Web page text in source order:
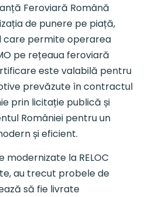
Feroviară Română
de punere pe piață,
care permite operarea
pe rețeaua feroviară
este valabilă pentru
prevăzute în contractul
prin licitație publică și
României pentru un
și eficient.
modernizate la RELOC
au trecut probele de
să fie livrate